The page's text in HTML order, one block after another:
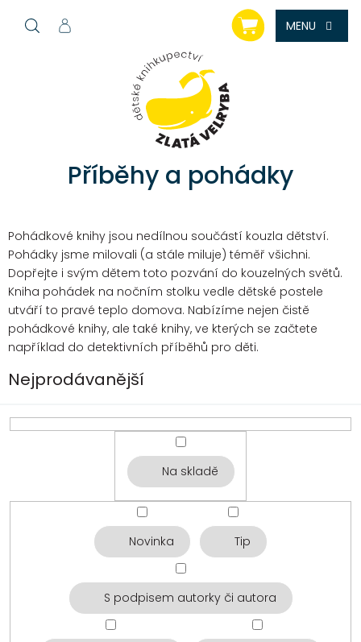
NÁKUPNÍ
KOŠÍK
Příběhy a pohádky
Pohádkové knihy jsou nedílnou součástí kouzla dětství.
Pohádky jsme milovali (a stále miluje) téměř všichni.
Dopřejte i svým dětem toto pozvání do kouzelných světů.
Kniha pohádek na nočním stolku vedle dětské postele
utváří to pravé teplo domova. Nabízíme nejen čistě
pohádkové knihy, ale také knihy, ve kterých se začtete
například do detektivních příběhů pro děti.
Nejprodávanější
Na skladě
Novinka Tip
S podpisem autorky či autora